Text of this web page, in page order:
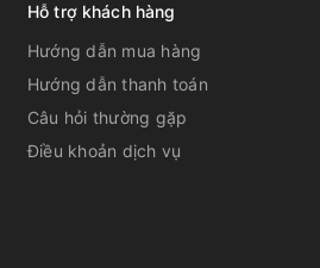
Hỗ trợ khách hàng
Hướng dẫn mua hàng
Hướng dẫn thanh toán
Câu hỏi thường gặp
Điều khoản dịch vụ